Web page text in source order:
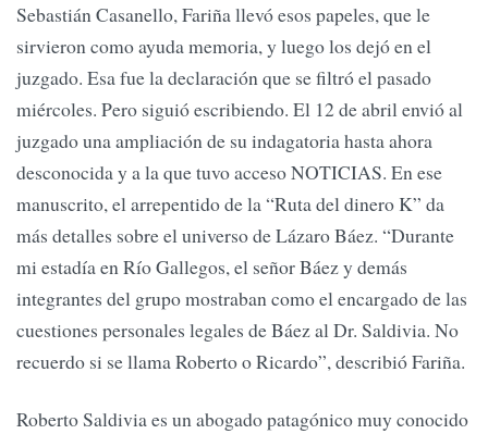
Sebastián Casanello, Fariña llevó esos papeles, que le
sirvieron como ayuda memoria, y luego los dejó en el
juzgado. Esa fue la declaración que se filtró el pasado
miércoles. Pero siguió escribiendo. El 12 de abril envió al
juzgado una ampliación de su indagatoria hasta ahora
desconocida y a la que tuvo acceso NOTICIAS. En ese
manuscrito, el arrepentido de la “Ruta del dinero K” da
más detalles sobre el universo de Lázaro Báez. “Durante
mi estadía en Río Gallegos, el señor Báez y demás
integrantes del grupo mostraban como el encargado de las
cuestiones personales legales de Báez al Dr. Saldivia. No
recuerdo si se llama Roberto o Ricardo”, describió Fariña.
Roberto Saldivia es un abogado patagónico muy conocido